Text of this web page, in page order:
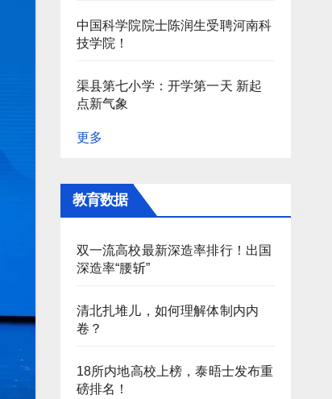
中国科学院院士陈润生受聘河南科
技学院！
渠县第七小学：开学第一天 新起
点新气象
更多
教育数据
双一流高校最新深造率排行！出国
深造率“腰斩”
清北扎堆儿，如何理解体制内内
卷？
18所内地高校上榜，泰晤士发布重
磅排名！